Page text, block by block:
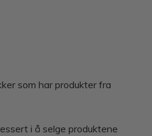
som har produkter fra
i å selge produktene